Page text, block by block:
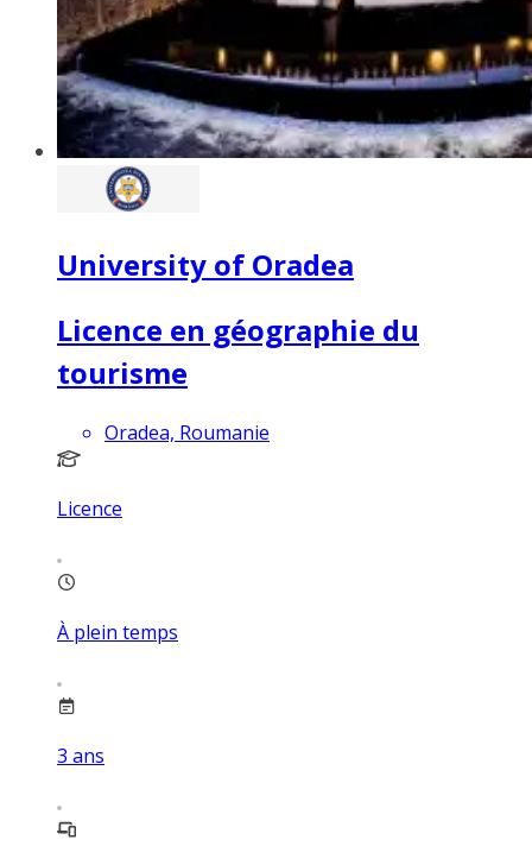
University of Oradea
Licence en géographie du
tourisme
Oradea, Roumanie
Licence
À plein temps
3 ans